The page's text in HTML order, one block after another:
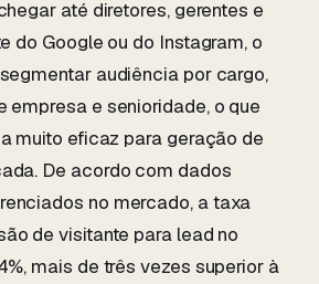
até diretores, gerentes e
do Google ou do Instagram, o
audiência por cargo,
empresa e senioridade, o que
muito eficaz para geração de
De acordo com dados
no mercado, a taxa
de visitante para lead no
mais de três vezes superior à